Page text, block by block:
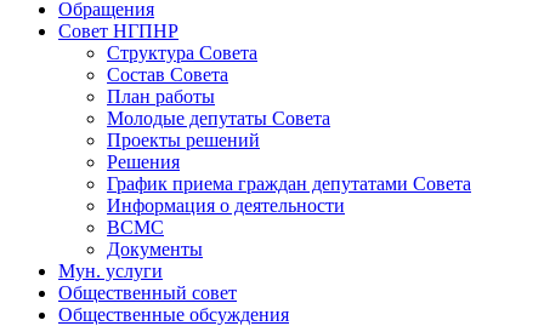
Обращения
Совет НГПНР
Структура Совета
Состав Совета
План работы
Молодые депутаты Совета
Проекты решений
Решения
График приема граждан депутатами Совета
Информация о деятельности
ВСМС
Документы
Мун. услуги
Общественный совет
Общественные обсуждения